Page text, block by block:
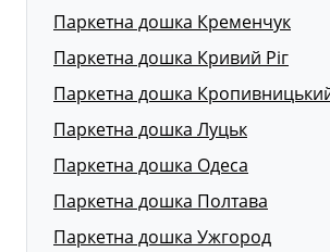
Паркетна дошка Кременчук
Паркетна дошка Кривий Ріг
Паркетна дошка
Паркетна дошка Луцьк
Паркетна дошка Одеса
Паркетна дошка Полтава
Паркетна дошка Ужгород